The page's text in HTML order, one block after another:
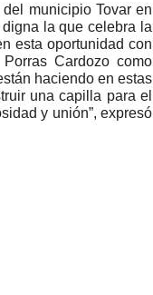
municipio Tovar en
la que celebra la
esta oportunidad con
Cardozo como
haciendo en estas
una capilla para el
y unión”, expresó